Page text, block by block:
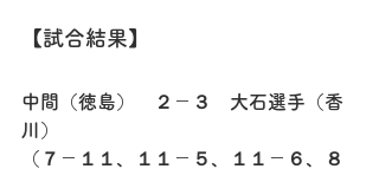
【試合結果】
中間（徳島）　２－３　大石選手（香
川）
（７－１１、１１－５、１１－６、８